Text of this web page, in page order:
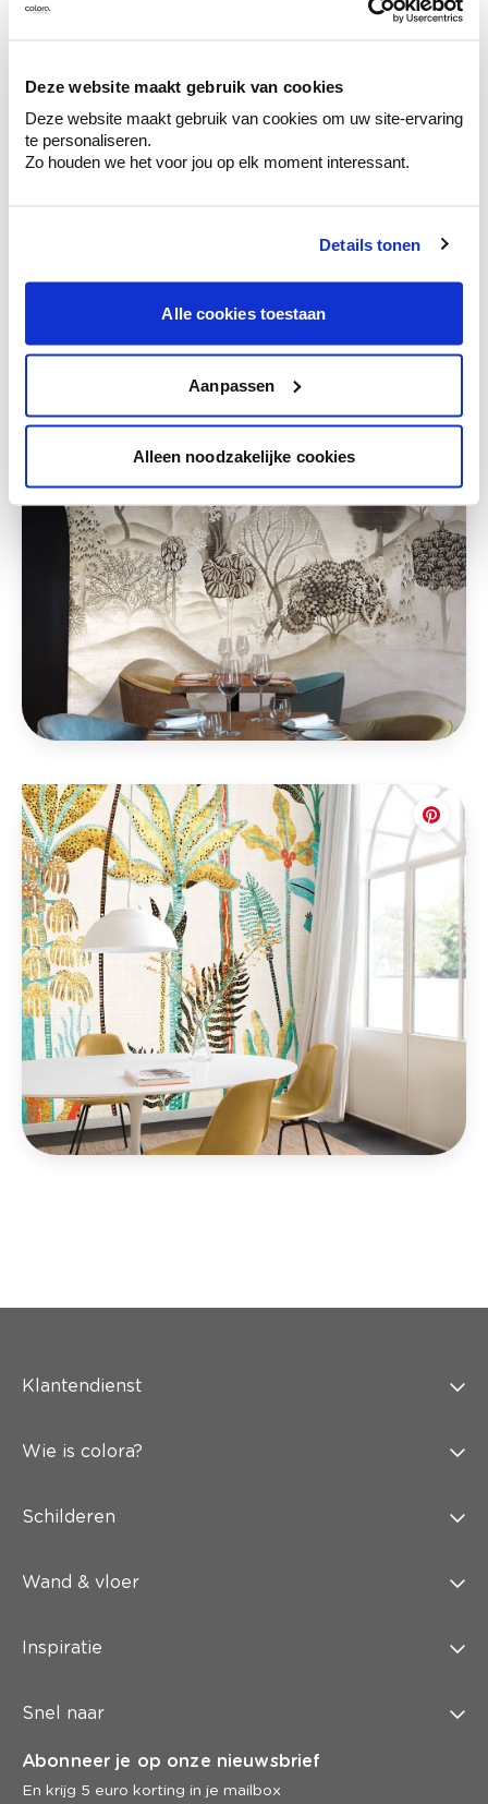
Deze website maakt gebruik van cookies
Deze website maakt gebruik van cookies om uw site-ervaring
te personaliseren.
Zo houden we het voor jou op elk moment interessant.
Details tonen
Alle cookies toestaan
Aanpassen
Alleen noodzakelijke cookies
kleurenselectie.
Bekijk er de bijhorende tinten om je kleur
te verfijnen.
Deze stijlen zijn misschien ook iets voor jou
Klantendienst
Wie is colora?
Schilderen
Wand & vloer
Inspiratie
Snel naar
Abonneer je op onze nieuwsbrief
En krijg 5 euro korting in je mailbox